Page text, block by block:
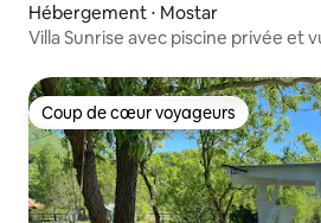
Hébergement ⋅ Mostar
Villa Sunrise avec piscine privée et
Coup de cœur voyageurs
Coup de cœur voyageurs